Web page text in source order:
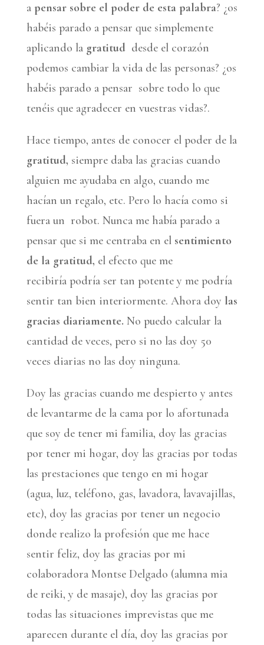
a pensar sobre el poder de esta palabra? ¿os
habéis parado a pensar que simplemente
aplicando la gratituddesde el corazón
podemos cambiar la vida de las personas? ¿os
habéis parado a pensar sobre todo lo que
tenéis que agradecer en vuestras vidas?.
Hace tiempo, antes de conocer el poder de la
gratitud, siempre daba las gracias cuando
alguien me ayudaba en algo, cuando me
hacían un regalo, etc. Pero lo hacía como si
fuera un robot. Nunca me había parado a
pensar que si me centraba en el sentimiento
de la gratitud, el efecto que me
recibiría podría ser tan potente y me podría
sentir tan bien interiormente. Ahora doy las
gracias diariamente. No puedo calcular la
cantidad de veces, pero si no las doy 50
veces diarias no las doy ninguna.
Doy las gracias cuando me despierto y antes
de levantarme de la cama por lo afortunada
que soy de tener mi familia, doy las gracias
por tener mi hogar, doy las gracias por todas
las prestaciones que tengo en mi hogar
(agua, luz, teléfono, gas, lavadora, lavavajillas,
etc), doy las gracias por tener un negocio
donde realizo la profesión que me hace
sentir feliz, doy las gracias por mi
colaboradora Montse Delgado (alumna mia
de reiki, y de masaje), doy las gracias por
todas las situaciones imprevistas que me
aparecen durante el día, doy las gracias por